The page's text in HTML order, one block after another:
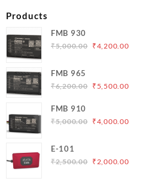
Products
FMB 930
₹5,000.00 Original
₹5,000.00.
₹4,200.00Current
FMB 965
₹6,200.00 Original
₹6,200.00.
₹ 5,500.00Current
₹5,500.00.
FMB 910
₹5,000.00 Original
₹5,000.00.
₹4,000.00Current
E-101
₹2,500.00 Original
₹2,000.00Current